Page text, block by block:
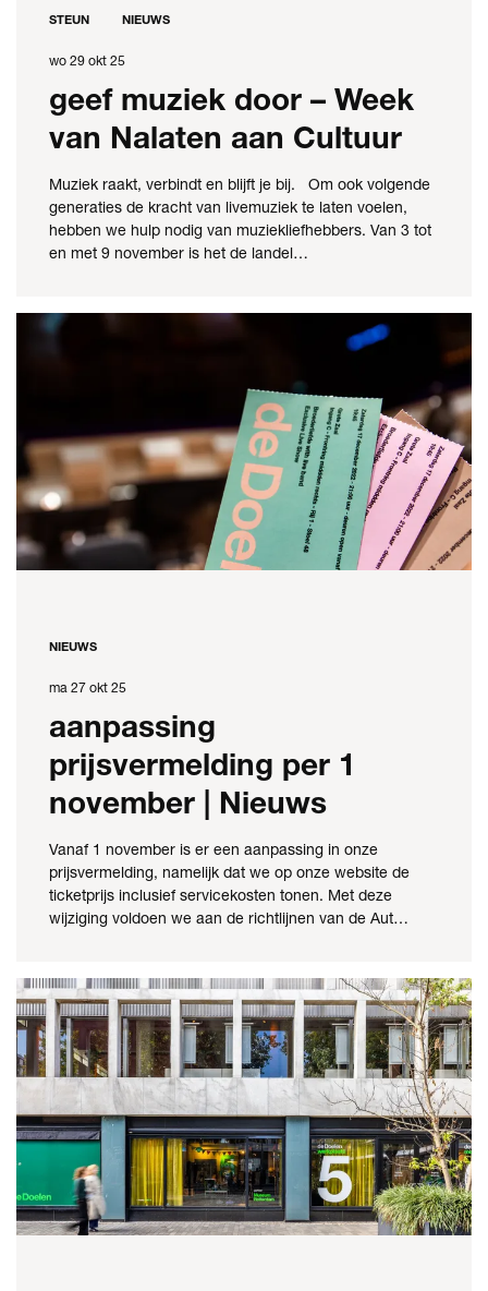
wo 29 okt 25
geef muziek door – Week
van Nalaten aan Cultuur
Muziek raakt, verbindt en blijft je bij. Om ook volgende
generaties de kracht van livemuziek te laten voelen,
hebben we hulp nodig van muziekliefhebbers. Van 3 tot
en met 9 november is het de landel…
STEUN NIEUWS
ma 27 okt 25
aanpassing
prijsvermelding per 1
november | Nieuws
Vanaf 1 november is er een aanpassing in onze
prijsvermelding, namelijk dat we op onze website de
ticketprijs inclusief servicekosten tonen. Met deze
wijziging voldoen we aan de richtlijnen van de Aut…
NIEUWS